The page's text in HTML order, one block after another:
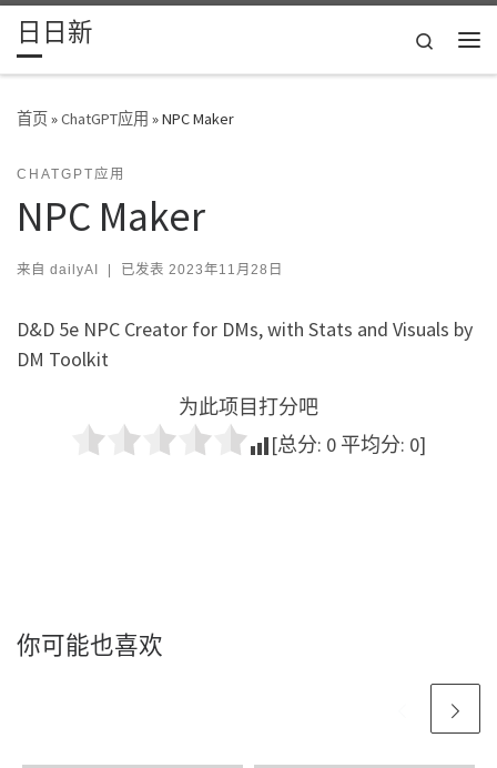
Skip to content
日日新
Search
首页»ChatGPT应用 »NPC Maker
CHATGPT应用
NPC Maker
来自 dailyAI | 已发表 2023年11月28日
D&D 5e NPC Creator for DMs, with Stats and Visuals by
DM Toolkit
为此项目打分吧
[总分: 0 平均分: 0]
你可能也喜欢